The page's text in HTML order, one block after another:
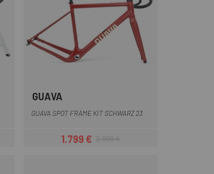
Gelb
GUAVA
GUAVA SPOT FRAME KIT SCHWARZ 23
Preis
1.799 €Regulärer Preis
2.999 €